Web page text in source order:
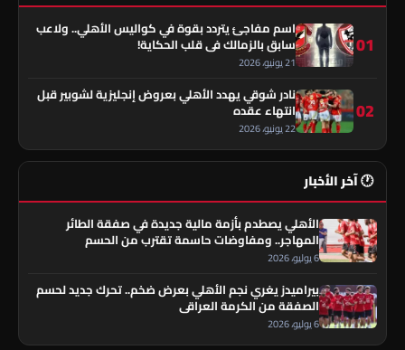
01
اسم مفاجئ يتردد بقوة في كواليس الأهلي.. ولاعب
سابق بالزمالك في قلب الحكاية!
21 يونيو، 2026
02
نادر شوقي يهدد الأهلي بعروض إنجليزية لشوبير قبل
انتهاء عقده
22 يونيو، 2026
🕐 آخر الأخبار
الأهلي يصطدم بأزمة مالية جديدة في صفقة الطائر
المهاجر.. ومفاوضات حاسمة تقترب من الحسم
6 يوليو، 2026
بيراميدز يغري نجم الأهلي بعرض ضخم.. تحرك جديد لحسم
الصفقة من الكرمة العراقي
6 يوليو، 2026